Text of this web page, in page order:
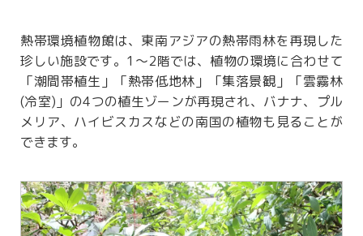
熱帯環境植物館は、東南アジアの熱帯⾬林を再現した
珍しい施設です。1～2階では、植物の環境に合わせて
「潮間帯植生」「熱帯低地林」「集落景観」「雲霧林
(冷室)」の4つの植⽣ゾーンが再現され、バナナ、プル
メリア、ハイビスカスなどの南国の植物も見ることが
できます。